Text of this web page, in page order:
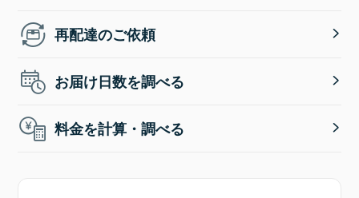
再配達のご依頼
お届け日数を調べる
料金を計算・調べる